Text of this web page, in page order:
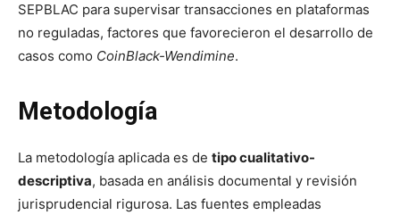
SEPBLAC para supervisar transacciones en plataformas
no reguladas, factores que favorecieron el desarrollo de
casos como CoinBlack-Wendimine.
Metodología
La metodología aplicada es de tipo cualitativo-
descriptiva, basada en análisis documental y revisión
jurisprudencial rigurosa. Las fuentes empleadas